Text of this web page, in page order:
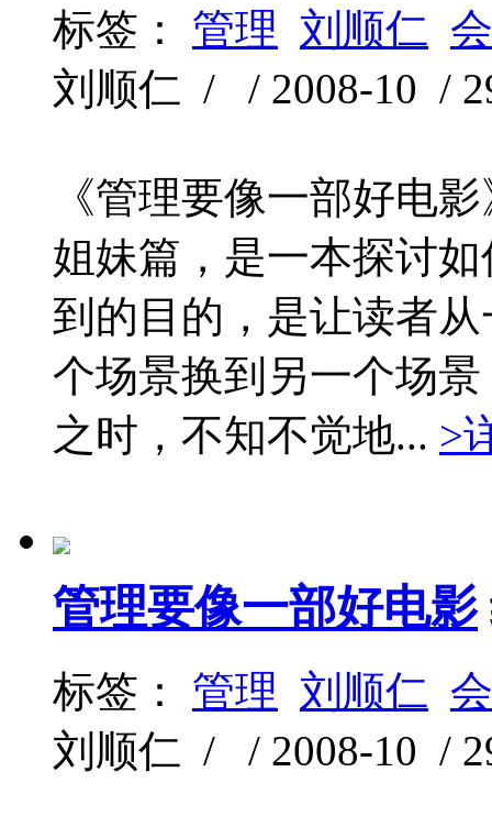
标签： 管理 刘顺仁
刘顺仁 / / 2008-10 /
《管理要像一部好电
姐妹篇，是一本探讨
到的目的，是让读者
个场景换到另一个场
之时，不知不觉地... >
管理要像一部好电影
标签： 管理 刘顺仁
刘顺仁 / / 2008-10 /